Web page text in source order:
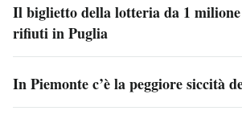
Il biglietto della lotteria da 1
rifiuti in Puglia
In Piemonte c’è la peggiore siccità